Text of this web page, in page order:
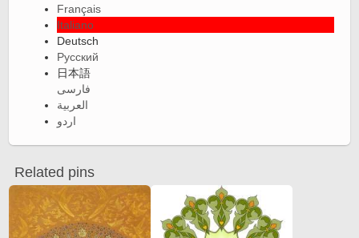
Français
Italiano
Deutsch
Русский
日本語
فارسی
العربية
اردو
Related pins